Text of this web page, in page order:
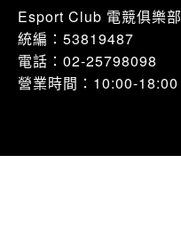
Esport Club 電競俱樂部
統編：53819487
電話：02-25798098
營業時間：10:00-18:00